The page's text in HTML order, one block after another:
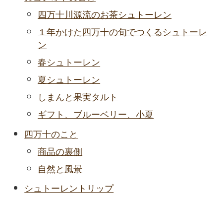
四万十川源流のお茶シュトーレン
１年かけた四万十の旬でつくるシュトーレ
ン
春シュトーレン
夏シュトーレン
しまんと果実タルト
ギフト、ブルーベリー、小夏
四万十のこと
商品の裏側
自然と風景
シュトーレントリップ